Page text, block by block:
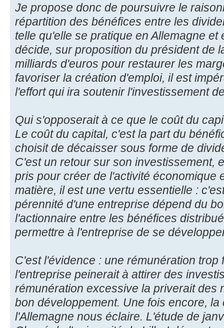
Je propose donc de poursuivre le
répartition des bénéfices entre les
telle qu'elle se pratique en Allemagne
décide, sur proposition du président de
milliards d'euros pour restaurer les
favoriser la création d'emploi, il est
l'effort qui ira soutenir l'investissement
Qui s'opposerait à ce que le coût du
Le coût du capital, c'est la part du
choisit de décaisser sous forme de
C'est un retour sur son investissement,
pris pour créer de l'activité économique
matière, il est une vertu essentielle :
pérennité d'une entreprise dépend du
l'actionnaire entre les bénéfices
permettre à l'entreprise de se
C'est l'évidence : une rémunération trop
l'entreprise peinerait à attirer des
rémunération excessive la priverait des
bon développement. Une fois encore,
l'Allemagne nous éclaire. L'étude de